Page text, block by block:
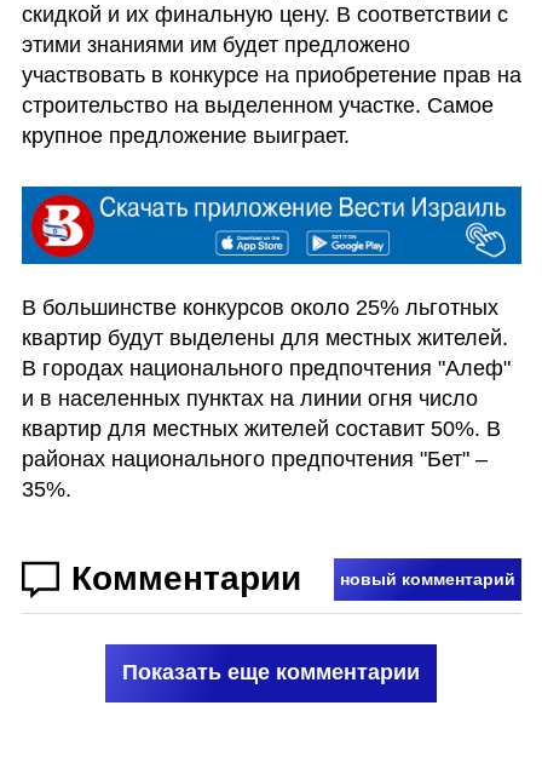
скидкой и их финальную цену. В соответствии с
этими знаниями им будет предложено
участвовать в конкурсе на приобретение прав на
строительство на выделенном участке. Самое
крупное предложение выиграет.
В большинстве конкурсов около 25% льготных
квартир будут выделены для местных жителей.
В городах национального предпочтения "Алеф"
и в населенных пунктах на линии огня число
квартир для местных жителей составит 50%. В
районах национального предпочтения "Бет" –
35%.
Комментарии новый комментарий
Показать еще комментарии